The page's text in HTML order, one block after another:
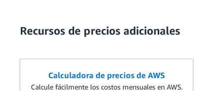
de Fargate
Cargos mensuales por
Recursos de precios adicionales
Calculadora de precios de AWS
Calcule fácilmente los costos mensuales en AWS.